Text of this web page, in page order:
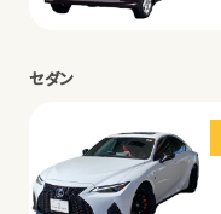
セダン